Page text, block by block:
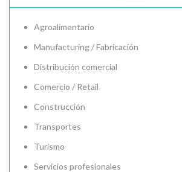
Agroalimentario
Manufacturing / Fabricación
Distribución comercial
Comercio / Retail
Construcción
Transportes
Turismo
Servicios profesionales